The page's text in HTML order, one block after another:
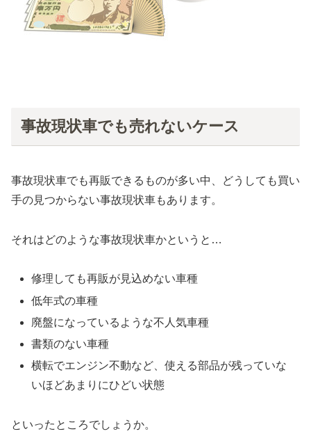
事故現状車でも売れないケース
事故現状車でも再販できるものが多い中、どうしても買い
手の見つからない事故現状車もあります。
それはどのような事故現状車かというと…
修理しても再販が見込めない車種
低年式の車種
廃盤になっているような不人気車種
書類のない車種
横転でエンジン不動など、使える部品が残っていな
いほどあまりにひどい状態
といったところでしょうか。